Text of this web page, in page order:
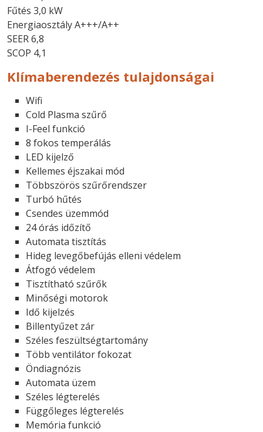
Fűtés 3,0 kW
Energiaosztály A+++/A++
SEER 6,8
SCOP 4,1
Klímaberendezés tulajdonságai
Wifi
Cold Plasma szűrő
I-Feel funkció
8 fokos temperálás
LED kijelző
Kellemes éjszakai mód
Többszörös szűrőrendszer
Turbó hűtés
Csendes üzemmód
24 órás időzítő
Automata tisztítás
Hideg levegőbefújás elleni védelem
Átfogó védelem
Tisztítható szűrők
Minőségi motorok
Idő kijelzés
Billentyűzet zár
Széles feszültségtartomány
Több ventilátor fokozat
Öndiagnózis
Automata üzem
Széles légterelés
Függőleges légterelés
Memória funkció